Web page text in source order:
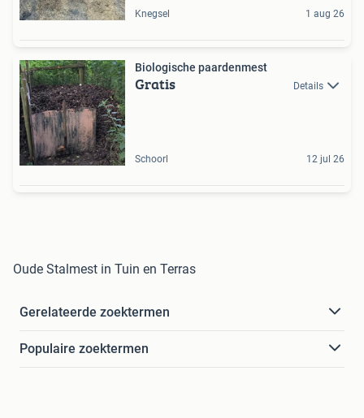
Knegsel 1 aug 26
Biologische paardenmest
Gratis Details
Schoorl 12 jul 26
Oude Stalmest in Tuin en Terras
Gerelateerde zoektermen
Populaire zoektermen